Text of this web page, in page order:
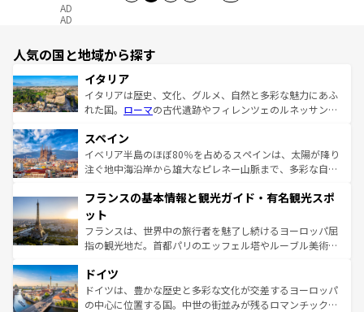
AD
AD
人気の国と地域から探す
イタリア
イタリアは歴史、文化、グルメ、自然と多彩な魅力にあふ
れた国。 ローマの古代遺跡やフィレンツェのルネッサンス
ろん、トスカーナの美しい田園風景やアマルフィ海岸の絶
景など、自然景観も見逃せない。観光の合間には、本場の
ピザやパスタなど、絶品のイタリア料理を堪能することも
ませてくれるイタリアで、忘れられない旅をしてみよう！
なお、新着のイタリア情報は
しい。
スペイン
イベリア半島のほぼ80％を占めるスペインは、太陽が降り
注ぐ地中海沿岸から雄大なピレネー山脈まで、多彩な自然
文化が根付くこの国では、情熱的なフラメンコ、熱気あふ
れる闘牛、そして美味しいタパスが生活の一部となってい
る。首都マドリードの洗練された雰囲気や、バルセロナの
アートに溢れた街角から、地方では古代ローマ遺跡や中世
せる。地方によって風土や気候が異なるスペインはその個
性で訪れる人を魅了する。 なお、新着のスペイン情報は コ
ンテンツ一覧を参照してほしい。
フランスの基本情報と観光ガイド・有名観光スポ
ット
フランスは、世界中の旅行者を魅了し続けるヨーロッパ屈
指の観光地だ。首都パリのエッフェル塔やルーブル美術館
で、幅広い魅力が詰まっている。華麗な宮殿、歴史的な大
聖堂、美しいビーチ、そして豊かな自然が、訪れる者を心
から魅了する。また、フランスは美食の国としても知ら
ドイツ
ドイツは、豊かな歴史と多彩な文化が交差するヨーロッパ
の中心に位置する国。中世の街並みが残るロマンチック街